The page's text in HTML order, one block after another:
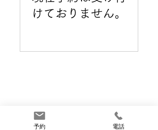
けておりません。
予約 電話